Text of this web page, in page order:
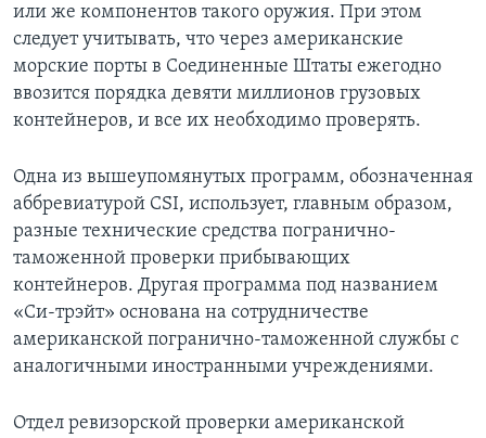
или же компонентов такого оружия. При этом
следует учитывать, что через американские
морские порты в Соединенные Штаты ежегодно
ввозится порядка девяти миллионов грузовых
контейнеров, и все их необходимо проверять.
Одна из вышеупомянутых программ, обозначенная
аббревиатурой CSI, использует, главным образом,
разные технические средства погранично-
таможенной проверки прибывающих
контейнеров. Другая программа под названием
«Си-трэйт» основана на сотрудничестве
американской погранично-таможенной службы с
аналогичными иностранными учреждениями.
Отдел ревизорской проверки американской